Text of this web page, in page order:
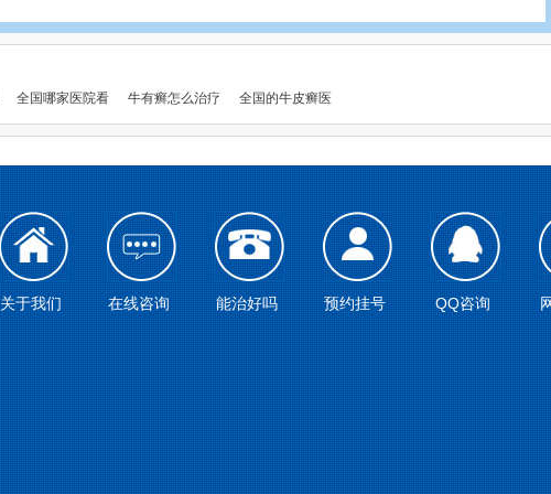
全国哪家医院看 牛有癣怎么治疗 全国的牛皮癣医
关于我们 在线咨询 能治好吗 预约挂号 QQ咨询